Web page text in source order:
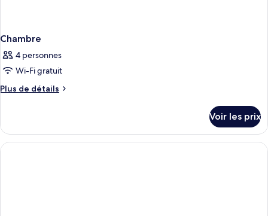
Chambre
4 personnes
Wi-Fi gratuit
Plus de détails
Plus
le
type
de
Voir les prix